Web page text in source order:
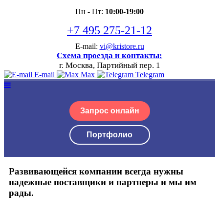
Пн - Пт: 10:00-19:00
+7 495 275-21-12
E-mail: vi@kristore.ru
Схема проезда и контакты:
г. Москва, Партийный пер. 1
E-mail Max Telegram
Запрос онлайн
Портфолио
Развивающейся компании всегда нужны
надежные поставщики и партнеры и мы им
рады.